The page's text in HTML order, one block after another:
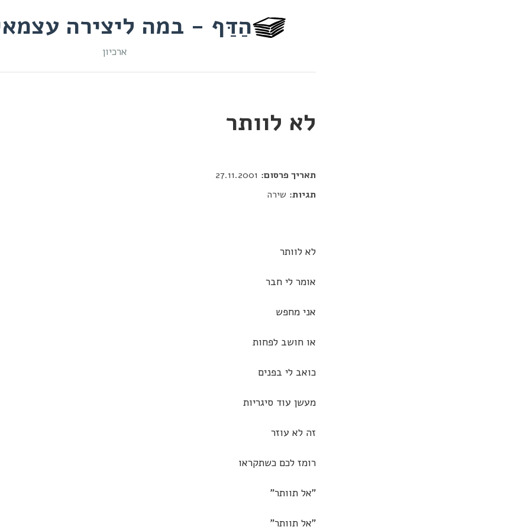
הַדַּף - במה ליצירה
ארכיון
לא לוותר
תאריך פרסום:
תגיות: שירה
לא לוותר
אומר לי חבר
אני מחפש
או חושב לפחות
כואב לי בפנים
מעשן עוד סיגריות
זה לא עוזר
רומז לכם כשתקראו
"אל תוותר"
"אל תוותר"